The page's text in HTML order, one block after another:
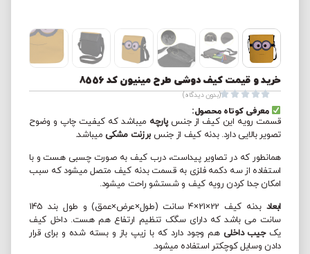
خرید و قیمت کیف دوشی طرح مینیون کد 8556




(بدون دیدگاه)
معرفی کوتاه محصول:
قسمت رویه این کیف از جنسپارچه میباشد که کیفیت چاپ و وضوح
تصویر بالایی دارد. بدنه کیف از جنس برزنت مشکیمیباشد.
همانطور که در تصاویر پیداست، درب کیف به صورت چسبی هست و با
استفاده از سه دکمه فلزی به قسمت بدنه کیف متصل میشود که سبب
امکان جدا کردن رویه کیف و شستشو راحت میشود.
ابعاد
بدنه کیف 22×21×4 سانت (طول×عرض×عمق) و طول بند 145
سانت می باشد که دارای سگک تنظیم ارتفاع هم هست. داخل کیف
یکجیب داخلی هم وجود دارد که با زیپ باز و بسته شده و برای قرار
دادن وسایل کوچکتر استفاده میشود.